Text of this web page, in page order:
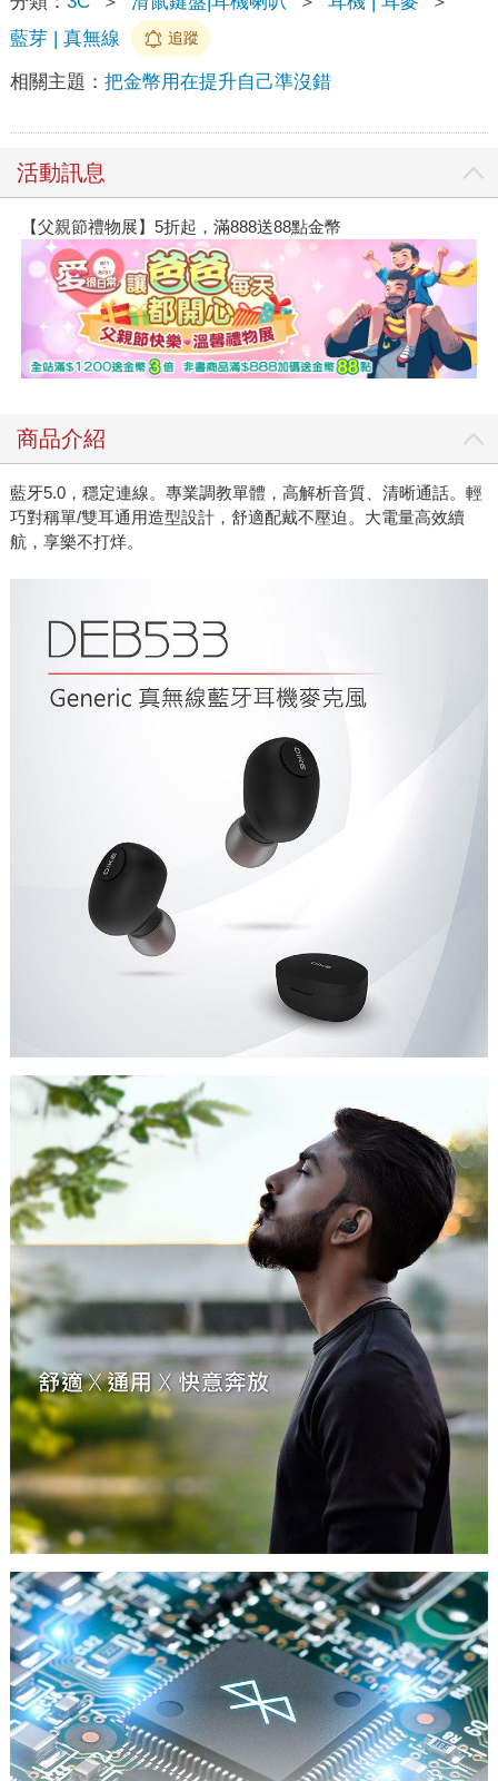
藍芽 | 真無線
追蹤
相關主題： 把金幣用在提升自己準沒錯
活動訊息
【父親節禮物展】5折起，滿888送88點金幣
商品介紹
藍牙5.0，穩定連線。專業調教單體，高解析音質、清晰通話。輕
巧對稱單/雙耳通用造型設計，舒適配戴不壓迫。大電量高效續
航，享樂不打烊。